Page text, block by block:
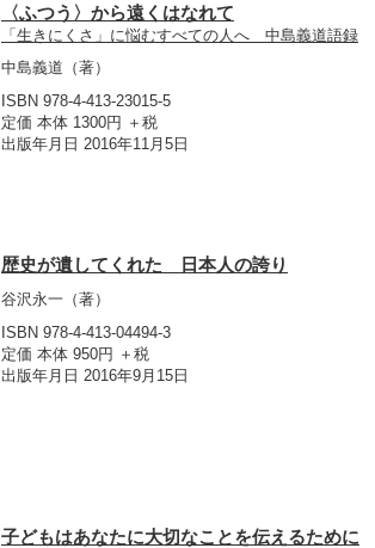
〈ふつう〉から遠くはなれて
「生きにくさ」に悩むすべての人へ 中島義道語録
中島義道 （著）
ISBN 978-4-413-23015-5
定価 本体 1300円 ＋税
出版年月日 2016年11月5日
歴史が遺してくれた 日本人の誇り
谷沢永一 （著）
ISBN 978-4-413-04494-3
定価 本体 950円 ＋税
出版年月日 2016年9月15日
子どもはあなたに大切なことを伝えるために